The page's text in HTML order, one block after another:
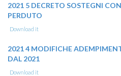
2021 5 DECRETO SOSTEGNI
PERDUTO
Download it
2021 4 MODIFICHE
DAL 2021
Download it